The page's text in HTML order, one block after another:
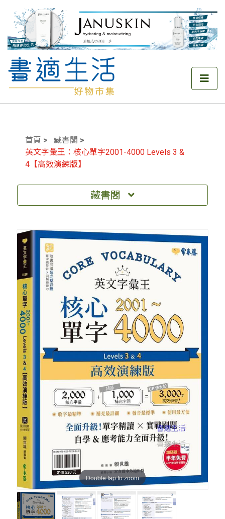
首頁
藏書閣
英文字彙王：核心單字2001-4000 Levels 3 &
4【高效演練版】
藏書閣
Double tap to zoom